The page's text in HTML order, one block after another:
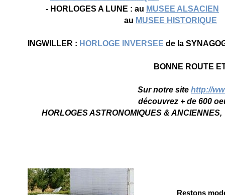
- HORLOGES A LUNE : au MUSEE ALSACIEN
au MUSEE HISTORIQUE
INGWILLER : HORLOGE INVERSEE de la
BONNE ROUTE
Sur notre site http://
découvrez + de 600
HORLOGES ASTRONOMIQUES &
Restons